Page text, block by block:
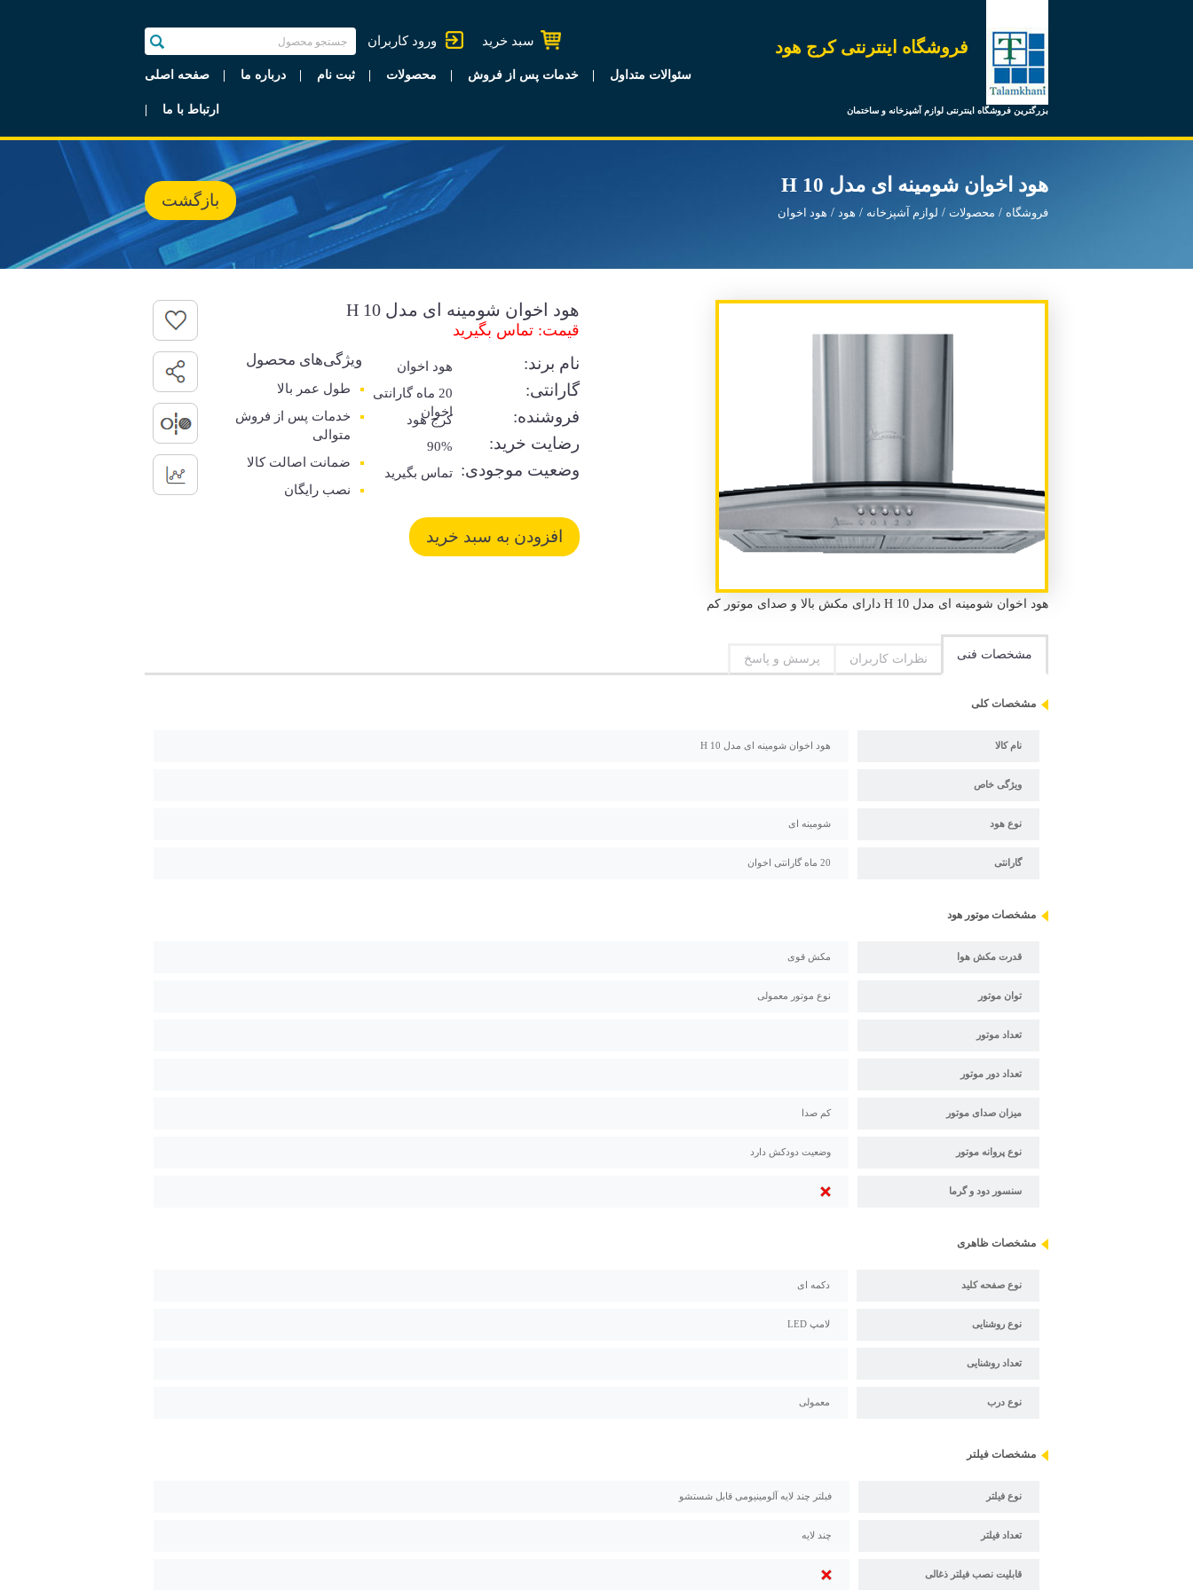
فروشگاه اینترنتی کرج هود
بزرگترین فروشگاه اینترنتی لوازم آشپزخانه و ساختمان
ورود کاربران سبد خرید
صفحه اصلی درباره ما ثبت نام محصولات خدمات پس از فروش سئوالات متداول
ارتباط با ما
هود اخوان شومینه ای مدل H 10
فروشگاه محصولات لوازم آشپزخانه هود هود اخوان
بازگشت
هود اخوان شومینه ای مدل H 10
قیمت: تماس بگیرید
نام برند: هود اخوان
گارانتی:
20 ماه گارانتی
اخوان
فروشنده: کرج هود
رضایت خرید: 90%
وضعیت موجودی: تماس بگیرید
ویژگی‌های محصول
طول عمر بالا
خدمات پس از فروش
متوالی
ضمانت اصالت کالا
نصب رایگان
هود اخوان شومینه ای مدل H 10 دارای مکش بالا و صدای موتور کم
مشخصات فنی نظرات کاربران پرسش و پاسخ
مشخصات کلی
نام کالا هود اخوان شومینه ای مدل H 10
ویژگی خاص
نوع هود شومینه ای
گارانتی 20 ماه گارانتی اخوان
مشخصات موتور هود
قدرت مکش هوا مکش قوی
توان موتور نوع موتور معمولی
تعداد موتور
تعداد دور موتور
میزان صدای موتور کم صدا
نوع پروانه موتور وضعیت دودکش دارد
سنسور دود و گرما
مشخصات ظاهری
نوع صفحه کلید دکمه ای
نوع روشنایی لامپ LED
تعداد روشنایی
نوع درب معمولی
مشخصات فیلتر
نوع فیلتر فبلتر چند لایه آلومینیومی قابل شستشو
تعداد فیلتر چند لایه
قابلیت نصب فیلتر ذغالی